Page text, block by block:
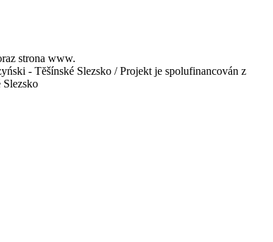
strona www.
- Tĕšínské Slezsko / Projekt je spolufinancován z